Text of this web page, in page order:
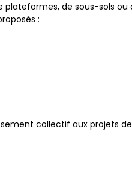
plateformes, de sous-sols
:
collectif aux projets